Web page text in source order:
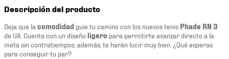
Descripción del producto
Deja que la comodidad guie tu camino con los nuevos tenis Phade RN 3
de UA. Cuenta con un diseño ligero para permitirte avanzar directo a la
meta sin contratiempos; además, te harán lucir muy bien. ¿Qué esperas
para conseguir tu par?